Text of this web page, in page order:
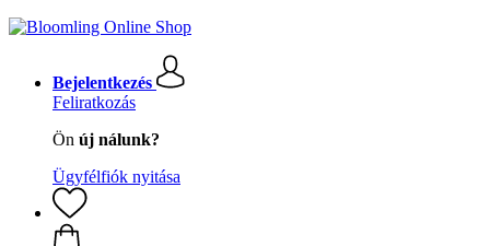
Bejelentkezés
Feliratkozás
Ön új nálunk?
Ügyfélfiók nyitása